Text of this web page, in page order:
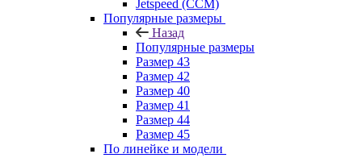
Jetspeed (CCM)
Популярные размеры
Назад
Популярные размеры
Размер 43
Размер 42
Размер 40
Размер 41
Размер 44
Размер 45
По линейке и модели